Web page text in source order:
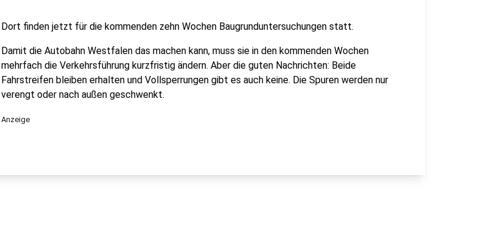
Dort finden jetzt für die kommenden zehn Wochen Baugrunduntersuchungen statt.
Damit die Autobahn Westfalen das machen kann, muss sie in den kommenden Wochen
mehrfach die Verkehrsführung kurzfristig ändern. Aber die guten Nachrichten: Beide
Fahrstreifen bleiben erhalten und Vollsperrungen gibt es auch keine. Die Spuren werden nur
verengt oder nach außen geschwenkt.
Anzeige